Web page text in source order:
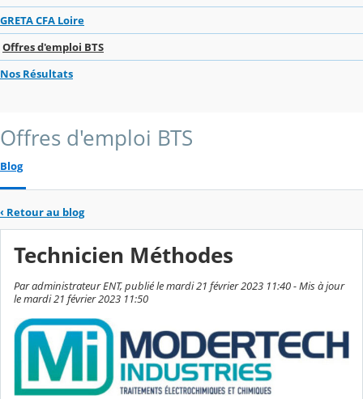
GRETA CFA Loire
Offres d'emploi BTS
Nos Résultats
Offres d'emploi BTS
Blog
‹ Retour au blog
Technicien Méthodes
Par administrateur ENT, publié le mardi 21 février 2023 11:40 - Mis à jour
le mardi 21 février 2023 11:50